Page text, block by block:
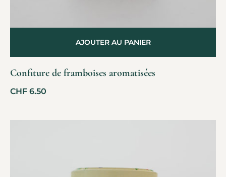
Confiture de framboises aromatisées
CHF 6.50
AJOUTER AU PANIER